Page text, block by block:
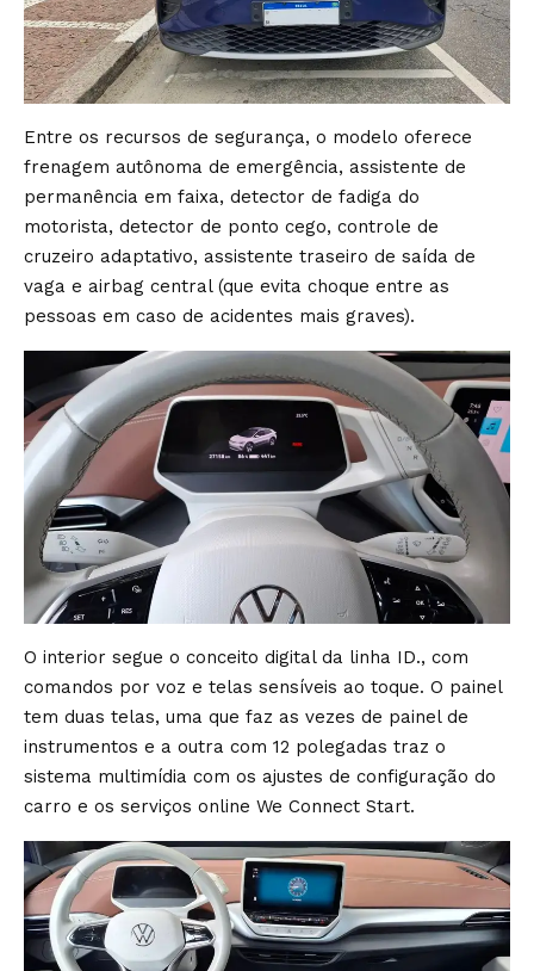
Entre os recursos de segurança, o modelo oferece
frenagem autônoma de emergência, assistente de
permanência em faixa, detector de fadiga do
motorista, detector de ponto cego, controle de
cruzeiro adaptativo, assistente traseiro de saída de
vaga e airbag central (que evita choque entre as
pessoas em caso de acidentes mais graves).
O interior segue o conceito digital da linha ID., com
comandos por voz e telas sensíveis ao toque. O painel
tem duas telas, uma que faz as vezes de painel de
instrumentos e a outra com 12 polegadas traz o
sistema multimídia com os ajustes de configuração do
carro e os serviços online We Connect Start.